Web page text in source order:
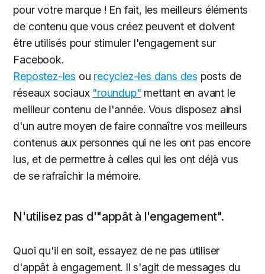
pour votre marque ! En fait, les meilleurs éléments
de contenu que vous créez peuvent et doivent
être utilisés pour stimuler l'engagement sur
Facebook.
Repostez-les ou recyclez-les dans des posts de
réseaux sociaux "roundup" mettant en avant le
meilleur contenu de l'année. Vous disposez ainsi
d'un autre moyen de faire connaître vos meilleurs
contenus aux personnes qui ne les ont pas encore
lus, et de permettre à celles qui les ont déjà vus
de se rafraîchir la mémoire.
N'utilisez pas d'"appât à l'engagement".
Quoi qu'il en soit, essayez de ne pas utiliser
d'appât à engagement. Il s'agit de messages du